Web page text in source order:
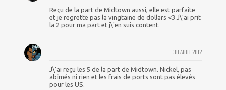
Reçu de la part de Midtown aussi, elle est parfaite
et je regrette pas la vingtaine de dollars <3 J\'ai prit
la 2 pour ma part et j\'en suis content.
30 AOUT 2012
J\'ai reçu les 5 de la part de Midtown. Nickel, pas
abîmés ni rien et les frais de ports sont pas élevés
pour les US.